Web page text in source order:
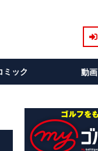
ミック 動画